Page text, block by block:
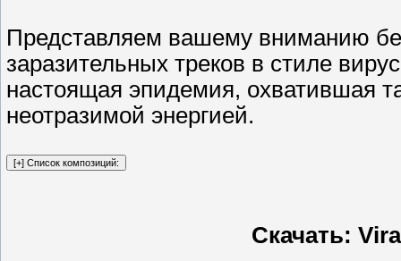
Представляем вашему вниманию
заразительных треков в стиле
настоящая эпидемия, охватившая
неотразимой энергией.
Скачать: